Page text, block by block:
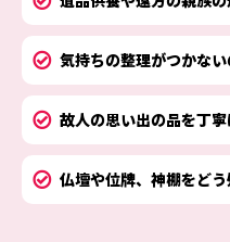
気持ちの整理がつかな
故人の思い出の品を丁
仏壇や位牌、神棚をど